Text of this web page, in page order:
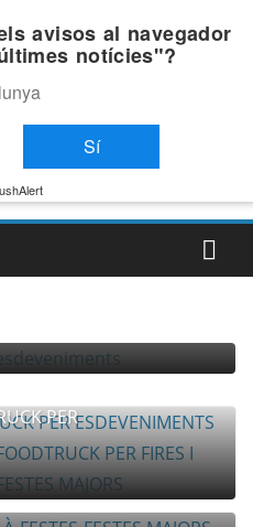
7, 2026
PER
NACIONAL CATALÀ
avisos al navegador
notícies"?
Sí